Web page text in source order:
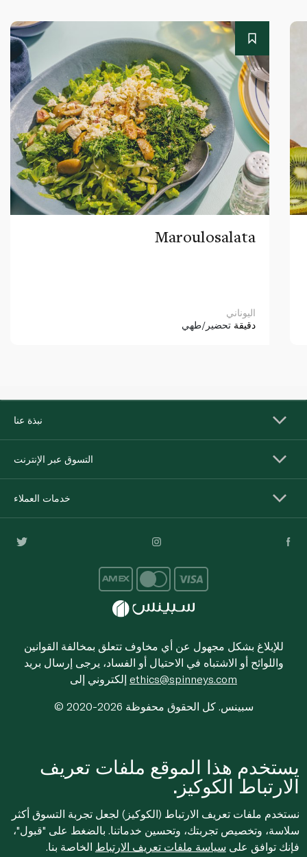
Maroulosalata
اليوناني
دقيقة تحضير/طهي
نبذة عنا
التسوق عبر الإنترنت
خدمات العملاء
للإبلاغ بشكل مجهول عن أي مخاوف تتعلق بمخالفة القوانين
واللوائح أو الاشتباه في الاحتيال أو الفساد، يرجى إرسال بريد
ethics@spinneys.com
© 2020-2026 سبينس. كل الحقوق محفوظة
يستخدم هذا الموقع ملفات تعريف
الارتباط الكوكيز.
نستخدم ملفات تعريف الارتباط (الكوكيز) لجعل تجربة التسوق أكثر
سلاسة، وتخصيص تجربتك، وتحسين خدماتنا. بالضغط على "قبول"،
فإنك توافق على سياسة ملفات تعريف الارتباط الخاصة بنا.